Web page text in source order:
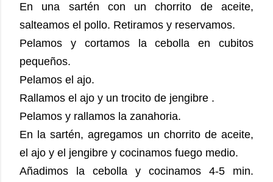
En una sartén con un chorrito de aceite,
salteamos el pollo. Retiramos y reservamos.
Pelamos y cortamos la cebolla en cubitos
pequeños.
Pelamos el ajo.
Rallamos el ajo y un trocito de jengibre .
Pelamos y rallamos la zanahoria.
En la sartén, agregamos un chorrito de aceite,
el ajo y el jengibre y cocinamos fuego medio.
Añadimos la cebolla y cocinamos 4-5 min.